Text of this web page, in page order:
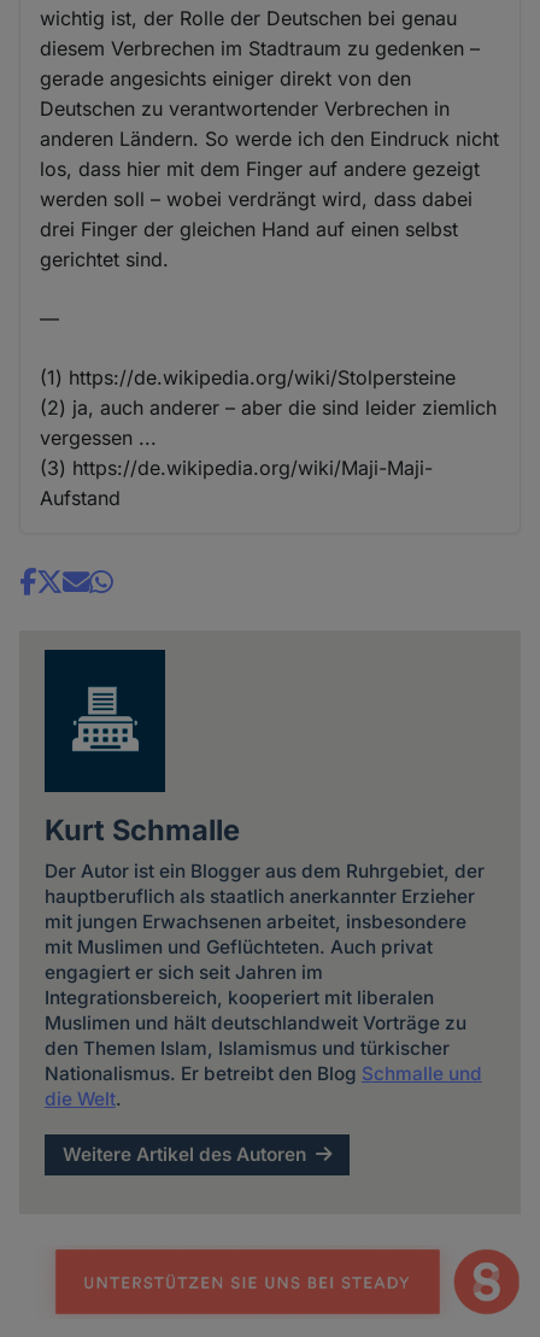
wichtig ist, der Rolle der Deutschen bei genau
diesem Verbrechen im Stadtraum zu gedenken –
gerade angesichts einiger direkt von den
Deutschen zu verantwortender Verbrechen in
anderen Ländern. So werde ich den Eindruck nicht
los, dass hier mit dem Finger auf andere gezeigt
werden soll – wobei verdrängt wird, dass dabei
drei Finger der gleichen Hand auf einen selbst
gerichtet sind.
—
(1) https://de.wikipedia.org/wiki/Stolpersteine
(2) ja, auch anderer – aber die sind leider ziemlich
vergessen ...
(3) https://de.wikipedia.org/wiki/Maji-Maji-
Aufstand
Share
Kurt Schmalle
Der Autor ist ein Blogger aus dem Ruhrgebiet, der
hauptberuflich als staatlich anerkannter Erzieher
mit jungen Erwachsenen arbeitet, insbesondere
mit Muslimen und Geflüchteten. Auch privat
engagiert er sich seit Jahren im
Integrationsbereich, kooperiert mit liberalen
Muslimen und hält deutschlandweit Vorträge zu
den Themen Islam, Islamismus und türkischer
Nationalismus. Er betreibt den Blog Schmalle und
die Welt.
Weitere Artikel des Autoren